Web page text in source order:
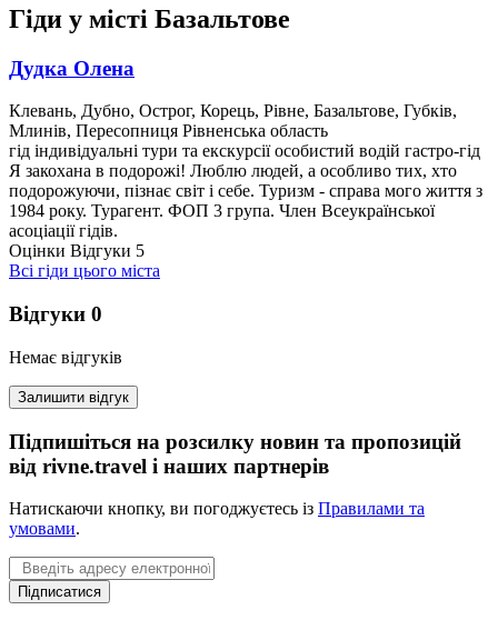
Гіди у місті Базальтове
Дудка Олена
Клевань, Дубно, Острог, Корець, Рівне, Базальтове, Губків,
Млинів, Пересопниця Рівненська область
гід індивідуальні тури та екскурсіїособистий водій гастро-гід
Я закохана в подорожі! Люблю людей, а особливо тих, хто
подорожуючи, пізнає світ і себе. Туризм - справа мого життя з
1984 року. Турагент. ФОП 3 група. Член Всеукраїнської
асоціації гідів.
Оцінки Відгуки 5
Всі гіди цього міста
Відгуки 0
Немає відгуків
Залишити відгук
Підпишіться на розсилку новин та пропозицій
від rivne.travel і наших партнерів
Натискаючи кнопку, ви погоджуєтесь із Правилами та
умовами.
Email
Підписатися